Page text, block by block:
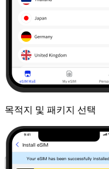
목적지 및 패키지 선택